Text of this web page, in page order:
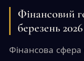
Фінансовий
березень
Фінансова